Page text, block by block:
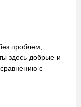
проблем,
здесь добрые и
с